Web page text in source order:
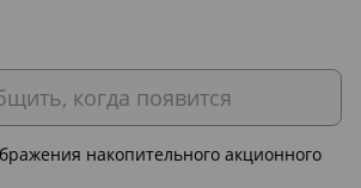
когда появится
накопительного акционного